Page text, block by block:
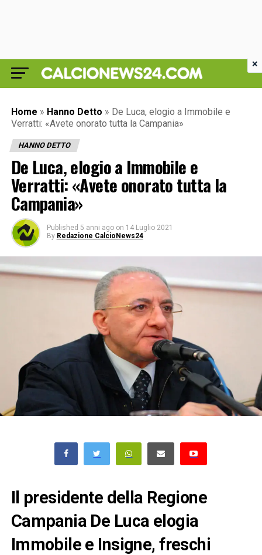
Home » Hanno Detto » De Luca, elogio a Immobile e
Verratti: «Avete onorato tutta la Campania»
HANNO DETTO
De Luca, elogio a Immobile e
Verratti: «Avete onorato tutta la
Campania»
Published 5 anni ago on 14 Luglio 2021
By Redazione CalcioNews24
Il presidente della Regione
Campania De Luca elogia
Immobile e Insigne, freschi
×